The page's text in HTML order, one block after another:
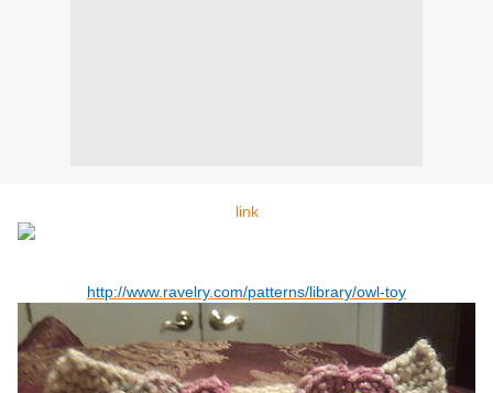
link
http://www.ravelry.com/patterns/library/owl-toy